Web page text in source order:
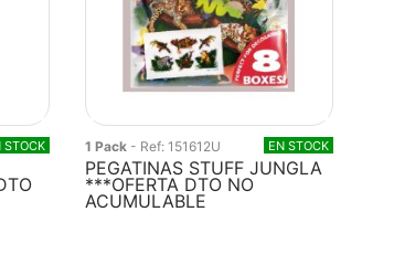
STOCK 1 Pack - Ref: 151612U EN STOCK
PEGATINAS STUFF JUNGLA
***OFERTA DTO NO
ACUMULABLE